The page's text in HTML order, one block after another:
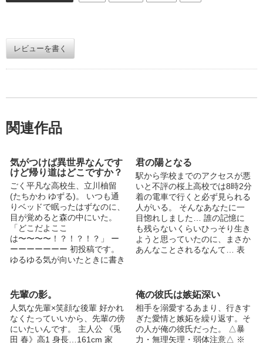
レビューを書く
関連作品
気がつけば異世界なんです
けど帰り道はどこですか？
ごく平凡な高校生、立川柚留
(たちかわ ゆずる)。 いつも通
りベッドで眠ったはずなのに、
目が覚めると森の中にいた。
「どこだよここ
は〜〜〜〜！？！？！？」 ー
ーーーーーーー 初投稿です。
ゆるゆる気が向いたときに書き
とが無いので、生暖かい目で見
守ってください……。 タイト
ルは仮なので、もしこんなタイ
トルはいかが？っていう案とか
ございましたら、コメントくだ
君の陽となる
駅から学校までのアクセスが悪
いと不評の桜上高校では8時2分
着の電車で行くと必ず見られる
人がいる。 そんなあなたに一
目惚れしました… 誰の記憶に
も残らないくらいひっそり生き
ようと思っていたのに、まさか
あんなことされるなんて… 表
先輩の影。
人気な先輩×笑顔な後輩 好かれ
なくたっていいから、先輩の傍
にいたいんです。 主人公 《兎
田 春》高1 身長…161cm 家
俺の彼氏は嫉妬深い
相手を溺愛するあまり、行きす
ぎた愛情と嫉妬を繰り返す。そ
の人が俺の彼氏だった。 △暴
力・無理矢理・弱体注意△ ※